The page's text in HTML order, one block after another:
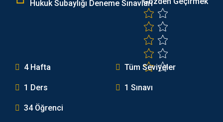
Hukuk Subaylığı Deneme Sınavları
4 Hafta Tüm Seviyeler
1 Ders 1 Sınavı
34 Öğrenci